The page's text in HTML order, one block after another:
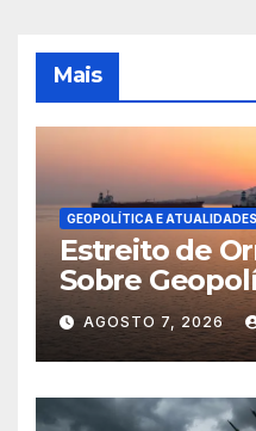
Mais
GEOPOLÍTICA E ATUALIDADES
Estreito de
Sobre
AGOSTO 7, 2026